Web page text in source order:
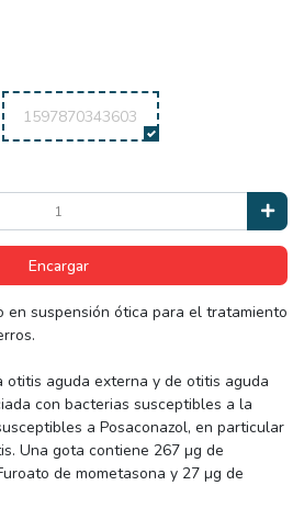
1597870343603
Encargar
en suspensión ótica para el tratamiento
aguda externa y de otitis aguda
con bacterias susceptibles a la
a Posaconazol, en particular
Una gota contiene 267 µg de
de mometasona y 27 µg de